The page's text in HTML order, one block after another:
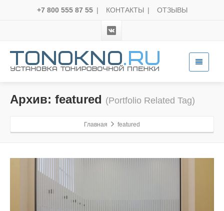
+7 800 555 87 55 | КОНТАКТЫ | ОТЗЫВЫ
Архив: featured (Portfolio Related Tag)
Главная featured